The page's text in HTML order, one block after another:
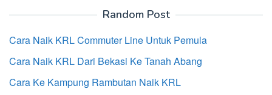
Random Post
Cara Naik KRL Commuter Line Untuk Pemula
Cara Naik KRL Dari Bekasi Ke Tanah Abang
Cara Ke Kampung Rambutan Naik KRL